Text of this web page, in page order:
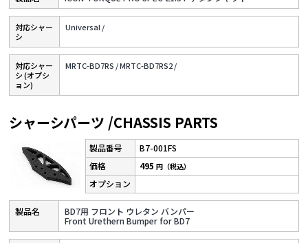
対応シャー
シ
Universal /
対応シャー
シ (オプシ
ョン)
MRTC-BD7RS /MRTC-BD7RS2 /
シャーシパーツ /CHASSIS PARTS
B7-001FS
BD7用 フロント ウレタン バンパー
Front Urethern Bumper for BD7
495円（税込）